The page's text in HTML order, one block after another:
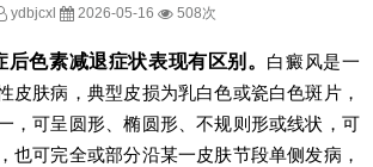
ydbjcxl 2026-05-16 508次
色素减退症状表现有区别。 白癜风是一
皮肤病，典型皮损为乳白色或瓷白色斑片，
，可呈圆形、椭圆形、不规则形或线状，可
也可完全或部分沿某一皮肤节段单侧发病，